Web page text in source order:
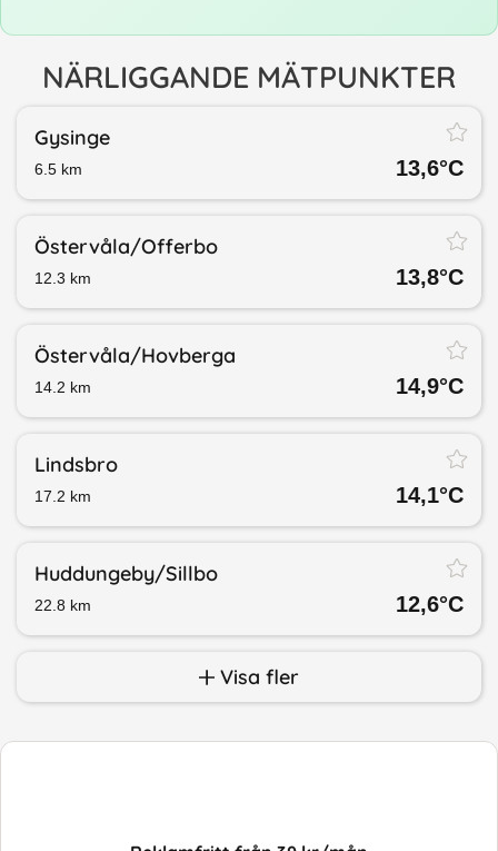
NÄRLIGGANDE MÄTPUNKTER
Gysinge
6.5 km 13,6°C
Östervåla/​Offerbo
12.3 km 13,8°C
Östervåla/​Hovberga
14.2 km 14,9°C
Lindsbro
17.2 km 14,1°C
Huddungeby/​Sillbo
22.8 km 12,6°C
Visa fler